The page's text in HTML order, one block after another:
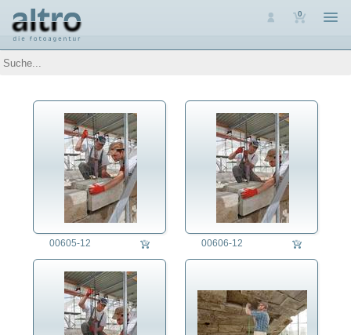
0
Auswahl
Themen
Arbeit
Arbeitslosigkeit
Arbeitssicherheit
Ausbildung
Beruf
Altenpfleger/in
Apotheker/in
Arzthelfer/in
Bäcker/in
Barmixer/in
00605-12 00606-12